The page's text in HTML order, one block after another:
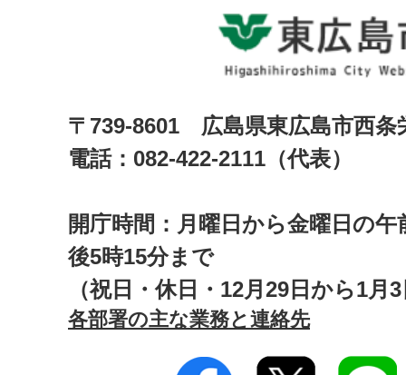
〒739-8601 広島県東広島市西
電話：082-422-2111（代表）
開庁時間：月曜日から金曜日の午
後5時15分まで
（祝日・休日・12月29日から1月
各部署の主な業務と連絡先